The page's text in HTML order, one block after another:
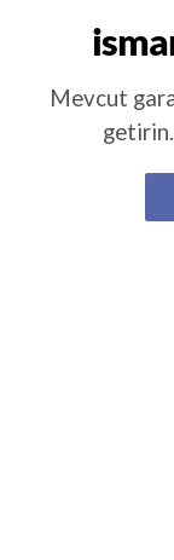
Mevcut garaj